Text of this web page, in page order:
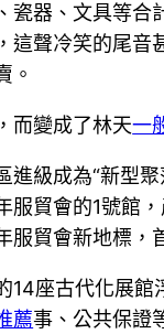
瓷器、文具等
這聲冷笑的尾
。
而變成了林天一
進級成為“新型
服貿會的1號館
服貿會新地標，
14座古代化展
薦事、公共保證